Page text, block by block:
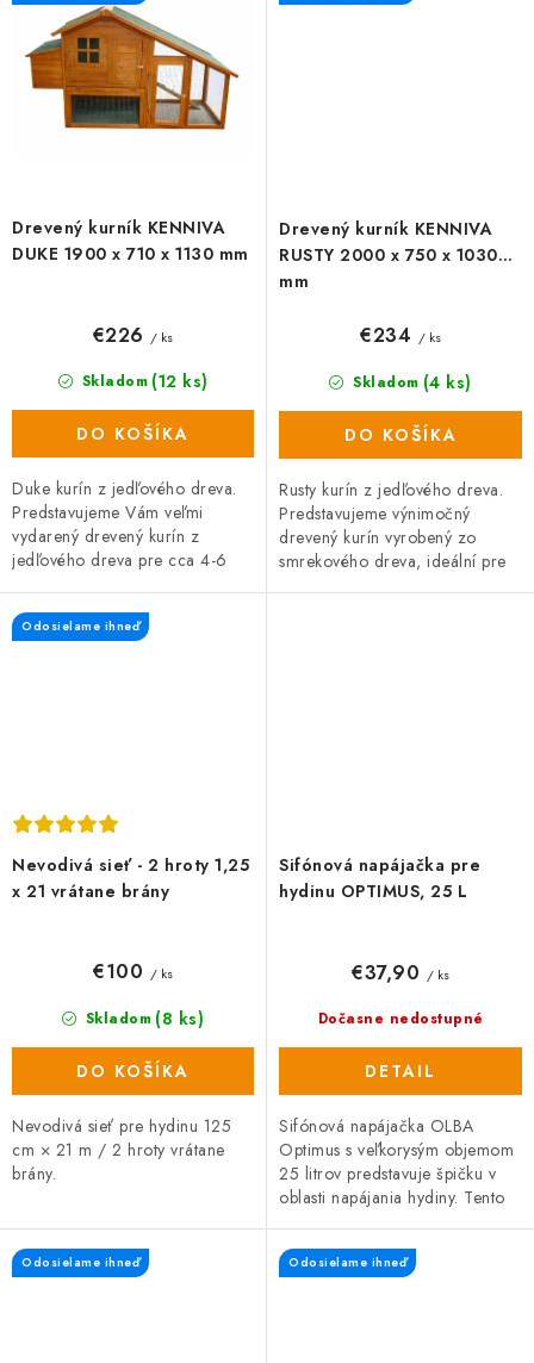
Drevený kurník KENNIVA
DUKE 1900 x 710 x 1130 mm
Skladom (12 ks)
€226 / ks
DO KOŠÍKA
Duke kurín z jedľového dreva.
Predstavujeme Vám veľmi
vydarený drevený kurín z
jedľového dreva pre cca 4-6
Strecha: asfaltový bitumenový
pás...
Drevený kurník KENNIVA
RUSTY 2000 x 750 x 1030
mm
Skladom (4 ks)
€234 / ks
DO KOŠÍKA
Rusty kurín z jedľového dreva.
Predstavujeme výnimočný
drevený kurín vyrobený zo
smrekového dreva, ideální pre
Nevodivá sieť - 2 hroty 1,25
x 21 vrátane brány
Odosielame ihneď
Skladom (8 ks)
€100 / ks
DO KOŠÍKA
Nevodivá sieť pre hydinu 125
cm × 21 m / 2 hroty vrátane
brány.
Sifónová napájačka pre
hydinu OPTIMUS, 25 L
Dočasne nedostupné
€37,90 / ks
DETAIL
Sifónová napájačka OLBA
Optimus s veľkorysým objemom
25 litrov predstavuje špičku v
oblasti napájania hydiny. Tento
extrémnu stabilitu, automatickú...
Odosielame ihneď Odosielame ihneď